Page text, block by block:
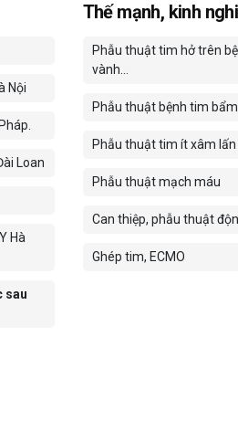
Nội
Loan
Hà
sau
Thế mạnh, kinh
Phẫu thuật tim hở trên
vành...
Phẫu thuật bệnh tim
Phẫu thuật tim ít xâm lấn
Phẫu thuật mạch máu
Can thiệp, phẫu thuật
Ghép tim, ECMO